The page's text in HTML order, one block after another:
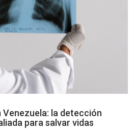
Venezuela: la detección
para salvar vidas